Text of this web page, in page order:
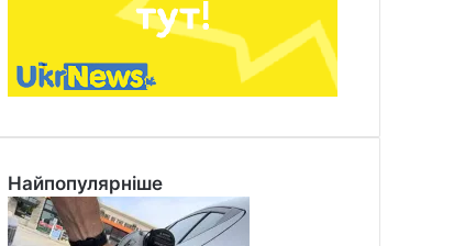
Найпопулярніше